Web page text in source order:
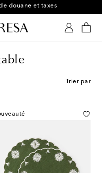
sous 30 jours
Trier par